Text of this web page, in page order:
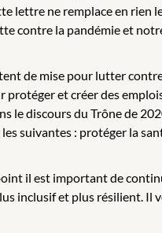
lettre ne remplace en rien
contre la pandémie et
de mise pour lutter
et créer des
discours du Trône de
suivantes : protéger la
il est important de
inclusif et plus résilient. Il